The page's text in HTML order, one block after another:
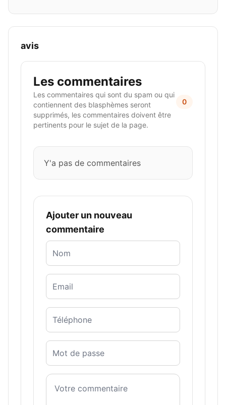
avis
Les commentaires
Les commentaires qui sont du spam ou qui
contiennent des blasphèmes seront
supprimés, les commentaires doivent être
pertinents pour le sujet de la page.
0
Y'a pas de commentaires
Ajouter un nouveau
commentaire